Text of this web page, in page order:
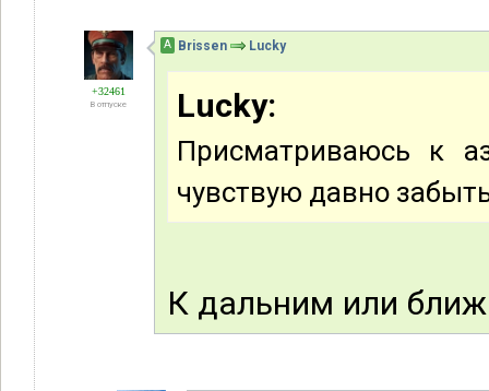
+32461
В отпуске
А Brissen Lucky
Lucky:
Присматриваюсь к
чувствую давно
К дальним или